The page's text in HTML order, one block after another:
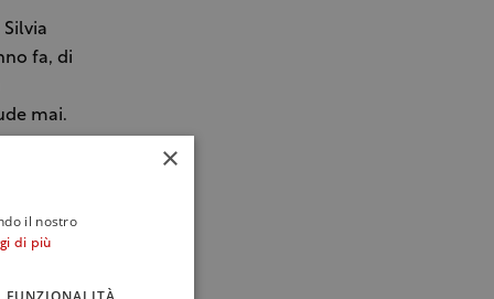
fa, di
mai.
con il
×
il nostro
di più